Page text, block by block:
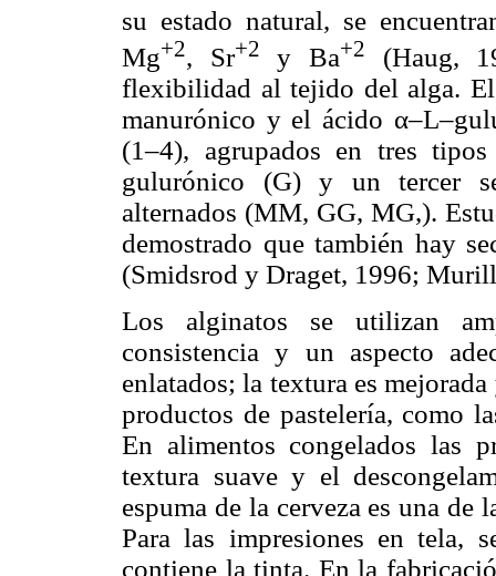
su estado natural, se
Mg+2, Sr+2 y Ba+2
(Haug,
flexibilidad al tejido del alga.
manurónico y el ácido
(1–4), agrupados en tres
gulurónico (G) y un tercer
alternados (MM, GG, MG,).
demostrado que también hay
(Smidsrod y Draget, 1996;
Los alginatos se utilizan
consistencia y un aspecto
enlatados; la textura es
productos de pastelería, como
En alimentos congelados las
textura suave y el
espuma de la cerveza es una de
Para las impresiones en tela,
contiene la tinta. En la